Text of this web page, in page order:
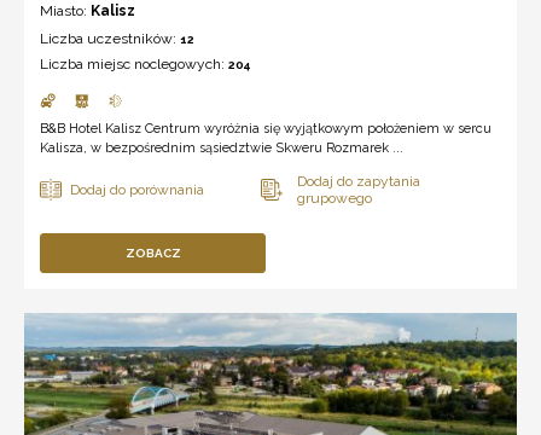
Miasto: Kalisz
Liczba uczestników: 12
Liczba miejsc noclegowych: 204
B&B Hotel Kalisz Centrum wyróżnia się wyjątkowym położeniem w sercu
Kalisza, w bezpośrednim sąsiedztwie Skweru Rozmarek ...
ZOBACZ